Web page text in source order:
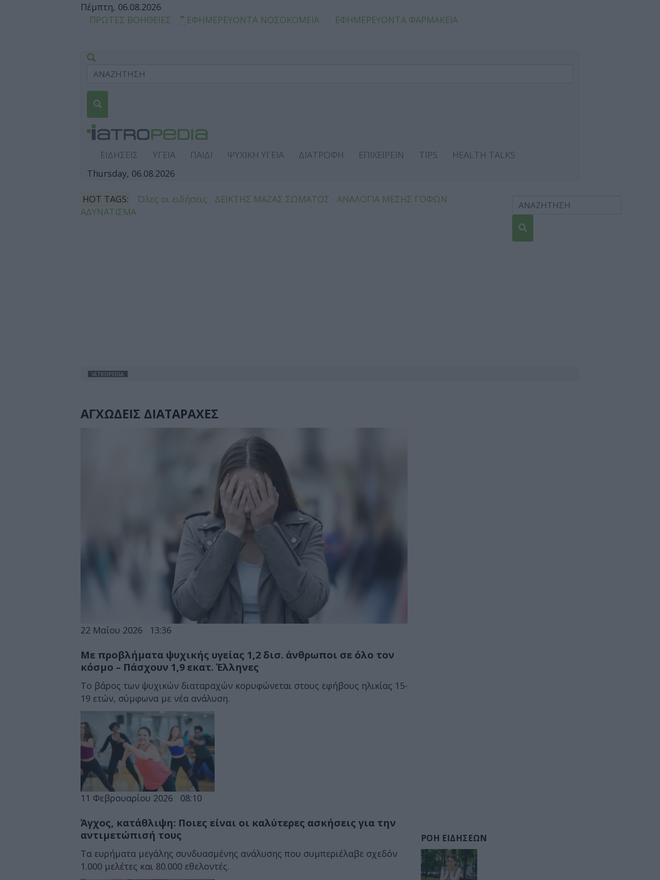
Πέμπτη, 06.08.2026
ΠΡΩΤΕΣ ΒΟΗΘΕΙΕΣ
ΕΦΗΜΕΡΕΥΟΝΤΑ ΝΟΣΟΚΟΜΕΙΑ ΕΦΗΜΕΡΕΥΟΝΤΑ ΦΑΡΜΑΚΕΙΑ
ΕΙΔΗΣΕΙΣ ΥΓΕΙΑ ΠΑΙΔΙ ΨΥΧΙΚΗ ΥΓΕΙΑ ΔΙΑΤΡΟΦΗ ΕΠΙΧΕΙΡΕΙΝ TIPS
HEALTH TALKS
Thursday, 06.08.2026
HOT TAGS: Όλες οι ειδήσεις ΔΕΙΚΤΗΣ ΜΑΖΑΣ ΣΩΜΑΤΟΣ
ΑΝΑΛΟΓΙΑ ΜΕΣΗΣ ΓΟΦΩΝ
ΑΔΥΝΑΤΙΣΜΑ
IATROPEDIA
ΑΓΧΩΔΕΙΣ ΔΙΑΤΑΡΑΧΕΣ
22 Μαΐου 2026 13:36
Με προβλήματα ψυχικής υγείας 1,2 δισ. άνθρωποι σε όλο τον
κόσμο – Πάσχουν 1,9 εκατ. Έλληνες
Το βάρος των ψυχικών διαταραχών κορυφώνεται στους εφήβους ηλικίας 15-
19 ετών, σύμφωνα με νέα ανάλυση.
11 Φεβρουαρίου 2026 08:10
Άγχος, κατάθλιψη: Ποιες είναι οι καλύτερες ασκήσεις για την
αντιμετώπισή τους
Τα ευρήματα μεγάλης συνδυασμένης ανάλυσης που συμπεριέλαβε σχεδόν
1.000 μελέτες και 80.000 εθελοντές.
ΡΟΗ ΕΙΔΗΣΕΩΝ